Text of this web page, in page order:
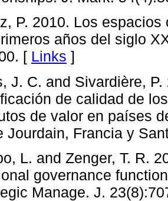
P. 2010. Los
años del siglo
[ Links ]
J. C. and Sivardière,
de calidad de
de valor en países
Jourdain, Francia y
L. and Zenger, T. R.
governance
Manage. J.